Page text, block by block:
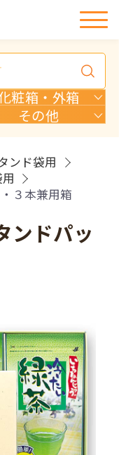
粧箱・外箱
その他
ンド袋用
３本兼用箱
ンドパッ